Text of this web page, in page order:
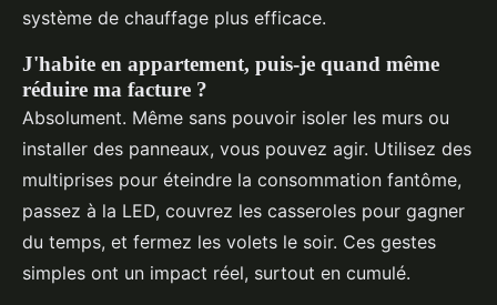
système de chauffage plus efficace.
J'habite en appartement, puis-je quand même
réduire ma facture ?
Absolument. Même sans pouvoir isoler les murs ou
installer des panneaux, vous pouvez agir. Utilisez des
multiprises pour éteindre la consommation fantôme,
passez à la LED, couvrez les casseroles pour gagner
du temps, et fermez les volets le soir. Ces gestes
simples ont un impact réel, surtout en cumulé.